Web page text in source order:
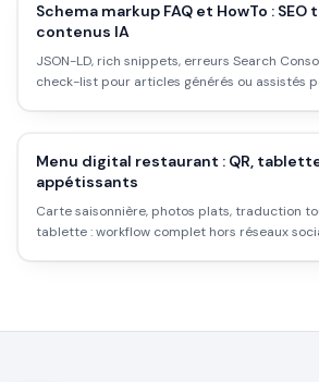
Schema markup FAQ et HowTo :
contenus IA
JSON-LD, rich snippets, erreurs Search
check-list pour articles générés ou assistés
Menu digital restaurant : QR,
appétissants
Carte saisonnière, photos plats, traduction
tablette : workflow complet hors réseaux